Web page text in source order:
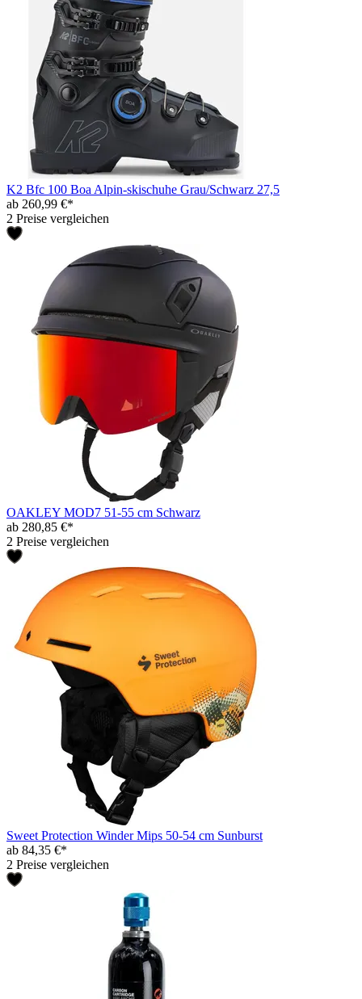
K2 Bfc 100 Boa Alpin-skischuhe Grau/Schwarz 27,5
ab 260,99 €*
2 Preise vergleichen
OAKLEY MOD7 51-55 cm Schwarz
ab 280,85 €*
2 Preise vergleichen
Sweet Protection Winder Mips 50-54 cm Sunburst
ab 84,35 €*
2 Preise vergleichen